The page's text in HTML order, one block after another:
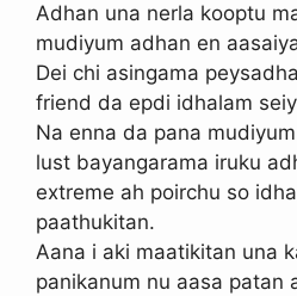
Adhan una nerla kooptu
mudiyum adhan en
Dei chi asingama
friend da epdi idhalam
Na enna da pana
lust bayangarama iruku
extreme ah poirchu so
paathukitan.
Aana i aki maatikitan una
panikanum nu aasa patan